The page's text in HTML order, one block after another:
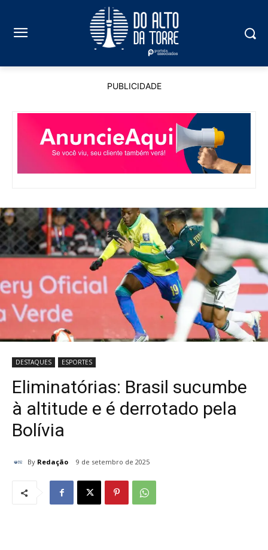
PUBLICIDADE
DESTAQUES ESPORTES
Eliminatórias: Brasil sucumbe
à altitude e é derrotado pela
Bolívia
By Redação 9 de setembro de 2025